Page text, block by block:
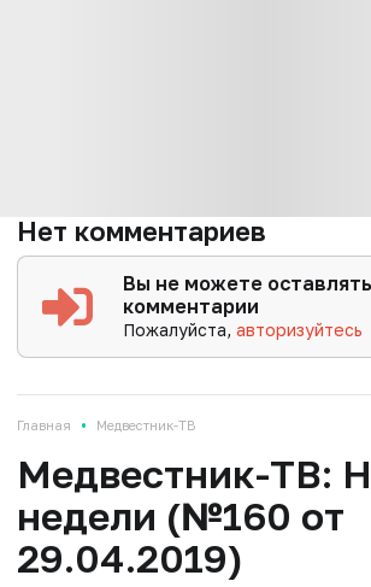
Нет комментариев
Вы не можете оставлять
комментарии
Пожалуйста,авторизуйтесь
Главная • Медвестник-ТВ
Медвестник-ТВ:
недели (№160 от
29.04.2019)